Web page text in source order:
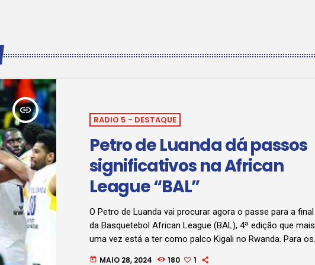
insert_link
RADIO 5 - DESTAQUE
Petro de Luanda dá passos
significativos na African
League “BAL”
O Petro de Luanda vai procurar agora o passe para a final
da Basquetebol African League (BAL), 4ª edição que mais
uma vez está a ter como palco Kigali no Rwanda. Para os
today MAIO 28, 2024 180 1